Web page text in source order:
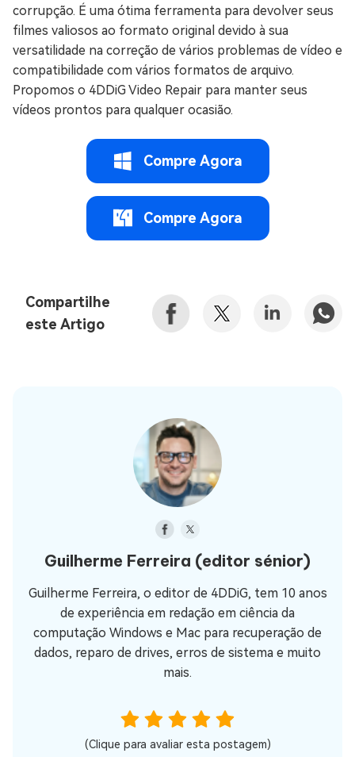
corrupção. É uma ótima ferramenta para devolver seus
filmes valiosos ao formato original devido à sua
versatilidade na correção de vários problemas de vídeo e
compatibilidade com vários formatos de arquivo.
Propomos o 4DDiG Video Repair para manter seus
vídeos prontos para qualquer ocasião.
Compre Agora
Compre Agora
Compartilhe
este Artigo
Guilherme Ferreira (editor sénior)
Guilherme Ferreira, o editor de 4DDiG, tem 10 anos
de experiência em redação em ciência da
computação Windows e Mac para recuperação de
dados, reparo de drives, erros de sistema e muito
mais.
(Clique para avaliar esta postagem)